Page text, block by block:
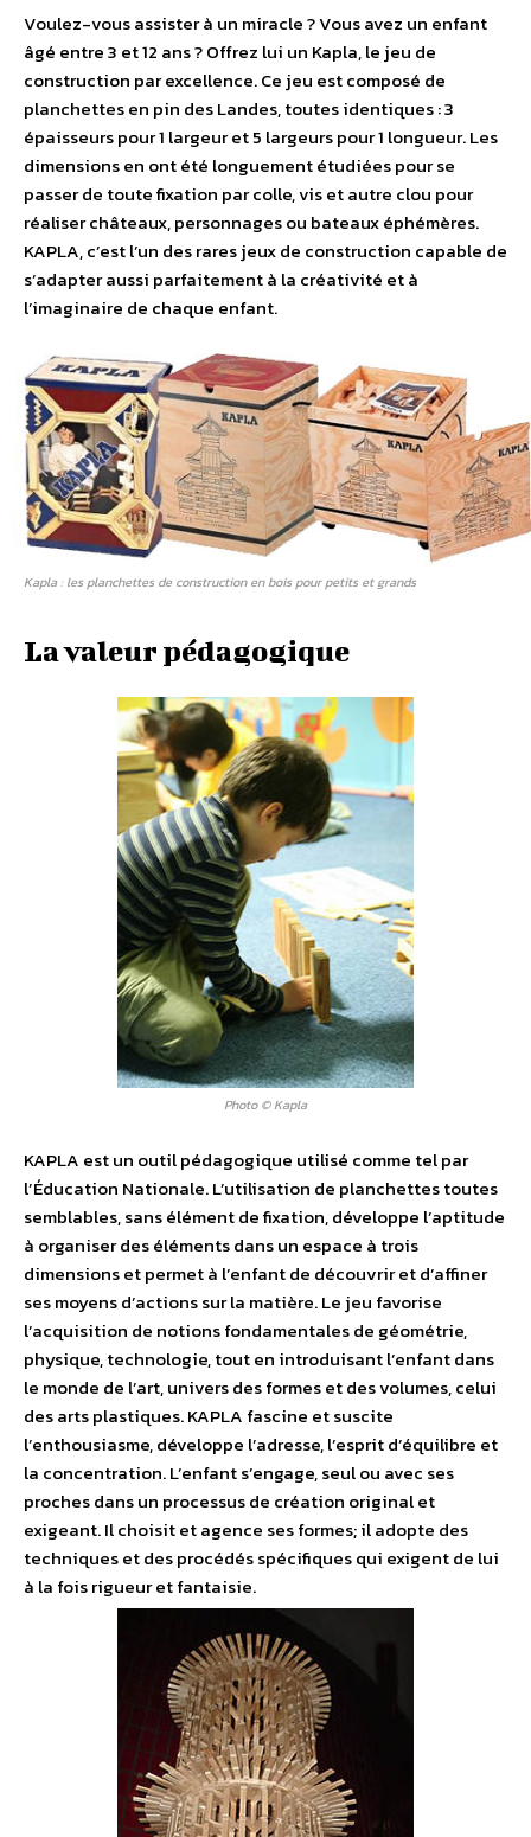
Voulez-vous assister à un miracle ? Vous avez un enfant
âgé entre 3 et 12 ans ? Offrez lui un Kapla, le jeu de
construction par excellence. Ce jeu est composé de
planchettes en pin des Landes, toutes identiques : 3
épaisseurs pour 1 largeur et 5 largeurs pour 1 longueur. Les
dimensions en ont été longuement étudiées pour se
passer de toute fixation par colle, vis et autre clou pour
réaliser châteaux, personnages ou bateaux éphémères.
KAPLA, c’est l’un des rares jeux de construction capable de
s’adapter aussi parfaitement à la créativité et à
l’imaginaire de chaque enfant.
Kapla : les planchettes de construction en bois pour petits et grands
La valeur pédagogique
Photo © Kapla
KAPLA est un outil pédagogique utilisé comme tel par
l’Éducation Nationale. L’utilisation de planchettes toutes
semblables, sans élément de fixation, développe l’aptitude
à organiser des éléments dans un espace à trois
dimensions et permet à l’enfant de découvrir et d’affiner
ses moyens d’actions sur la matière. Le jeu favorise
l’acquisition de notions fondamentales de géométrie,
physique, technologie, tout en introduisant l’enfant dans
le monde de l’art, univers des formes et des volumes, celui
des arts plastiques. KAPLA fascine et suscite
l’enthousiasme, développe l’adresse, l’esprit d’équilibre et
la concentration. L’enfant s’engage, seul ou avec ses
proches dans un processus de création original et
exigeant. Il choisit et agence ses formes; il adopte des
techniques et des procédés spécifiques qui exigent de lui
à la fois rigueur et fantaisie.